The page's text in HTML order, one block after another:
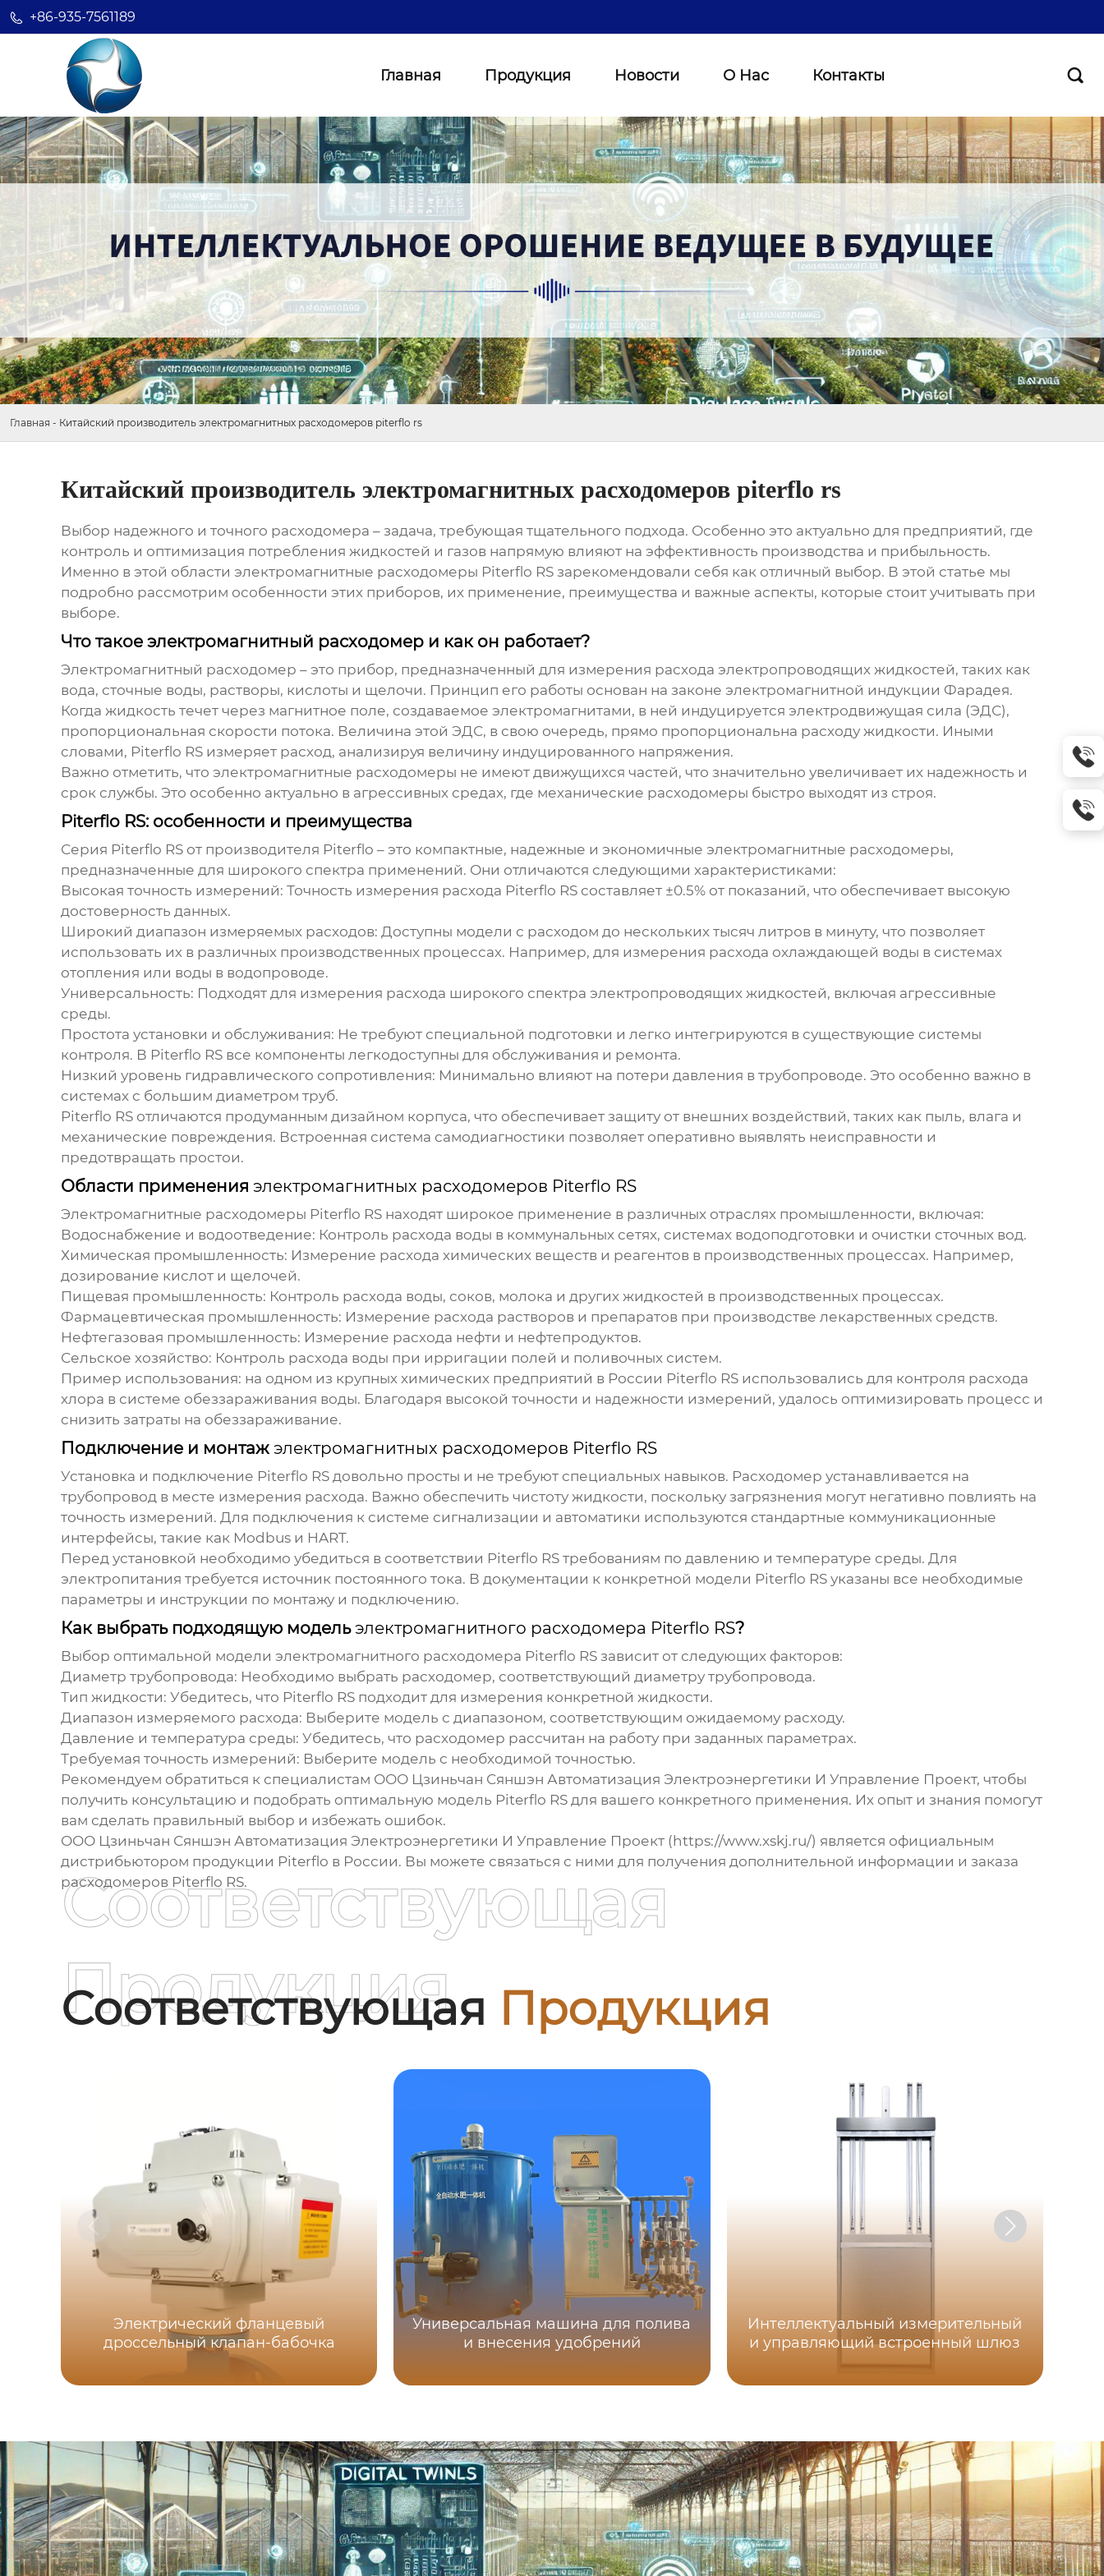
+86-935-7561189
Главная Продукция Новости О Нас Контакты 
Главная - Китайский производитель электромагнитных расходомеров piterflo rs
Китайский производитель электромагнитных расходомеров piterflo rs
Выбор надежного и точного расходомера – задача, требующая тщательного подхода. Особенно это актуально для предприятий, где
контроль и оптимизация потребления жидкостей и газов напрямую влияют на эффективность производства и прибыльность.
Именно в этой области электромагнитные расходомеры Piterflo RSзарекомендовали себя как отличный выбор. В этой статье мы
подробно рассмотрим особенности этих приборов, их применение, преимущества и важные аспекты, которые стоит учитывать при
выборе.
Что такое электромагнитный расходомер и как он работает?
Электромагнитный расходомер – это прибор, предназначенный для измерения расхода электропроводящих жидкостей, таких как
вода, сточные воды, растворы, кислоты и щелочи. Принцип его работы основан на законе электромагнитной индукции Фарадея.
Когда жидкость течет через магнитное поле, создаваемое электромагнитами, в ней индуцируется электродвижущая сила (ЭДС),
пропорциональная скорости потока. Величина этой ЭДС, в свою очередь, прямо пропорциональна расходу жидкости. Иными
словами, Piterflo RSизмеряет расход, анализируя величину индуцированного напряжения.
Важно отметить, что электромагнитные расходомеры не имеют движущихся частей, что значительно увеличивает их надежность и
срок службы. Это особенно актуально в агрессивных средах, где механические расходомеры быстро выходят из строя.
Piterflo RS: особенности и преимущества
Серия Piterflo RSот производителя Piterflo – это компактные, надежные и экономичные электромагнитные расходомеры,
предназначенные для широкого спектра применений. Они отличаются следующими характеристиками:
Высокая точность измерений: Точность измерения расхода Piterflo RSсоставляет ±0.5% от показаний, что обеспечивает высокую
достоверность данных.
Широкий диапазон измеряемых расходов: Доступны модели с расходом до нескольких тысяч литров в минуту, что позволяет
использовать их в различных производственных процессах. Например, для измерения расхода охлаждающей воды в системах
отопления или воды в водопроводе.
Универсальность: Подходят для измерения расхода широкого спектра электропроводящих жидкостей, включая агрессивные
среды.
Простота установки и обслуживания: Не требуют специальной подготовки и легко интегрируются в существующие системы
контроля. В Piterflo RSвсе компоненты легкодоступны для обслуживания и ремонта.
Низкий уровень гидравлического сопротивления: Минимально влияют на потери давления в трубопроводе. Это особенно важно в
системах с большим диаметром труб.
Piterflo RSотличаются продуманным дизайном корпуса, что обеспечивает защиту от внешних воздействий, таких как пыль, влага и
механические повреждения. Встроенная система самодиагностики позволяет оперативно выявлять неисправности и
предотвращать простои.
Области применения электромагнитных расходомеров Piterflo RS
Электромагнитные расходомеры Piterflo RSнаходят широкое применение в различных отраслях промышленности, включая:
Водоснабжение и водоотведение: Контроль расхода воды в коммунальных сетях, системах водоподготовки и очистки сточных вод.
Химическая промышленность: Измерение расхода химических веществ и реагентов в производственных процессах. Например,
дозирование кислот и щелочей.
Пищевая промышленность: Контроль расхода воды, соков, молока и других жидкостей в производственных процессах.
Фармацевтическая промышленность: Измерение расхода растворов и препаратов при производстве лекарственных средств.
Нефтегазовая промышленность: Измерение расхода нефти и нефтепродуктов.
Сельское хозяйство: Контроль расхода воды при ирригации полей и поливочных систем.
Пример использования: на одном из крупных химических предприятий в России Piterflo RSиспользовались для контроля расхода
хлора в системе обеззараживания воды. Благодаря высокой точности и надежности измерений, удалось оптимизировать процесс и
снизить затраты на обеззараживание.
Подключение и монтажэлектромагнитных расходомеров Piterflo RS
Установка и подключение Piterflo RSдовольно просты и не требуют специальных навыков. Расходомер устанавливается на
трубопровод в месте измерения расхода. Важно обеспечить чистоту жидкости, поскольку загрязнения могут негативно повлиять на
точность измерений. Для подключения к системе сигнализации и автоматики используются стандартные коммуникационные
интерфейсы, такие как Modbus и HART.
Перед установкой необходимо убедиться в соответствии Piterflo RSтребованиям по давлению и температуре среды. Для
электропитания требуется источник постоянного тока. В документации к конкретной модели Piterflo RSуказаны все необходимые
параметры и инструкции по монтажу и подключению.
Как выбрать подходящую модельэлектромагнитного расходомера Piterflo RS?
Выбор оптимальной модели электромагнитного расходомера Piterflo RSзависит от следующих факторов:
Диаметр трубопровода: Необходимо выбрать расходомер, соответствующий диаметру трубопровода.
Тип жидкости: Убедитесь, что Piterflo RSподходит для измерения конкретной жидкости.
Диапазон измеряемого расхода: Выберите модель с диапазоном, соответствующим ожидаемому расходу.
Давление и температура среды: Убедитесь, что расходомер рассчитан на работу при заданных параметрах.
Требуемая точность измерений: Выберите модель с необходимой точностью.
Рекомендуем обратиться к специалистам ООО Цзиньчан Сяншэн Автоматизация Электроэнергетики И Управление Проект, чтобы
получить консультацию и подобрать оптимальную модель Piterflo RSдля вашего конкретного применения. Их опыт и знания помогут
вам сделать правильный выбор и избежать ошибок.
ООО Цзиньчан Сяншэн Автоматизация Электроэнергетики И Управление Проект(https://www.xskj.ru/) является официальным
дистрибьютором продукции Piterflo в России. Вы можете связаться с ними для получения дополнительной информации и заказа
расходомеров Piterflo RS.
Соответствующая Продукция
Соответствующая
Продукция
Электрический фланцевый
дроссельный клапан-бабочка
Универсальная машина для полива
и внесения удобрений
Интеллектуальный измерительный
и управляющий встроенный шлюз